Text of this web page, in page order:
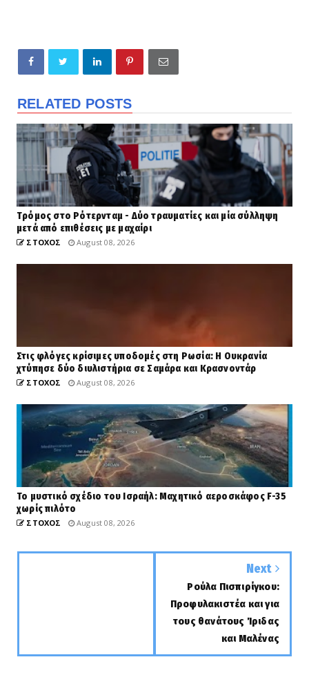
RELATED POSTS
Tρόμος στο Ρότερνταμ - Δύο τραυματίες και μία σύλληψη
μετά από επιθέσεις με μαχαίρι
ΣΤΟΧΟΣ August 08, 2026
Στις φλόγες κρίσιμες υποδομές στη Ρωσία: Η Ουκρανία
χτύπησε δύο διυλιστήρια σε Σαμάρα και Κρασνοντάρ
ΣΤΟΧΟΣ August 08, 2026
Το μυστικό σχέδιο του Ισραήλ: Μαχητικό αεροσκάφος F-35
χωρίς πιλότο
ΣΤΟΧΟΣ August 08, 2026
Next
Ρούλα Πισπιρίγκου:
Προφυλακιστέα και για
τους θανάτους Ίριδας
και Μαλένας